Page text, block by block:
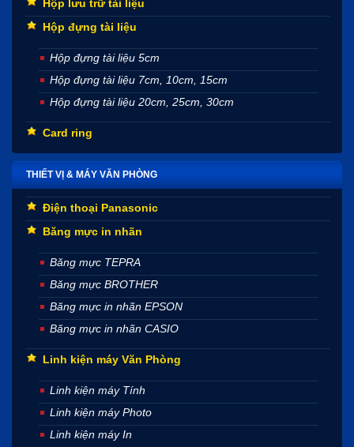
Hộp lưu trữ tài liệu
Hộp đựng tài liệu
Hộp đựng tài liệu 5cm
Hộp đựng tài liệu 7cm, 10cm, 15cm
Hộp đựng tài liệu 20cm, 25cm, 30cm
Card ring
THIẾT VỊ & MÁY VĂN PHÒNG
Điện thoại Panasonic
Băng mực in nhãn
Băng mực TEPRA
Băng mực BROTHER
Băng mực in nhãn EPSON
Băng mực in nhãn CASIO
Linh kiện máy Văn Phòng
Linh kiện máy Tính
Linh kiện máy Photo
Linh kiện máy In